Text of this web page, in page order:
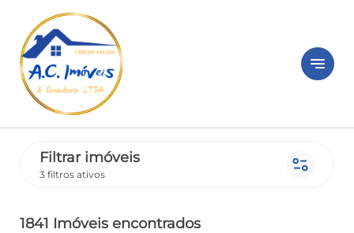
notes
Filtrar imóveis
3 filtros ativos page_info
1841 Imóveis encontrados